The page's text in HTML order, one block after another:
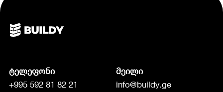
ტელეფონი
+995 592 81 82 21
მეილი
info@buildy.ge